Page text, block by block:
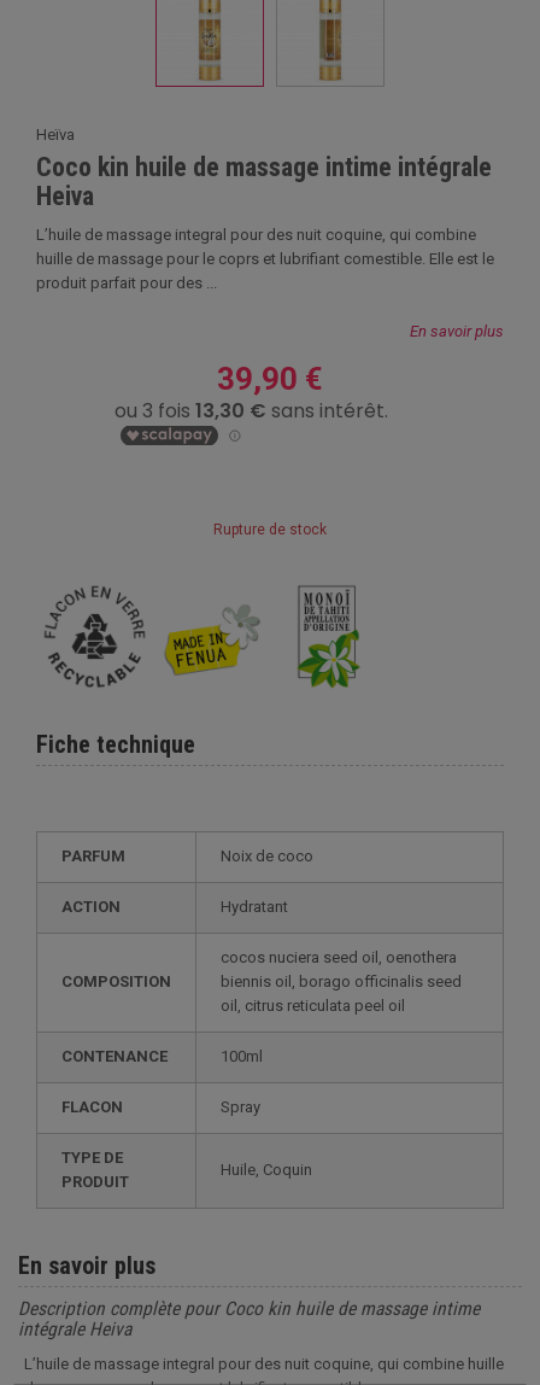
Heïva
Coco kin huile de massage intime intégrale
Heiva
L’huile de massage integral pour des nuit coquine, qui combine
huille de massage pour le coprs et lubrifiant comestible. Elle est le
produit parfait pour des ...
En savoir plus
39,90 €
Rupture de stock
Fiche technique
PARFUM Noix de coco
ACTION Hydratant
COMPOSITION
cocos nuciera seed oil, oenothera
biennis oil, borago officinalis seed
oil, citrus reticulata peel oil
CONTENANCE 100ml
FLACON Spray
TYPE DE
PRODUIT
Huile, Coquin
En savoir plus
Description complète pour Coco kin huile de massage intime
intégrale Heiva
L’huile de massage integral pour des nuit coquine, qui combine huille